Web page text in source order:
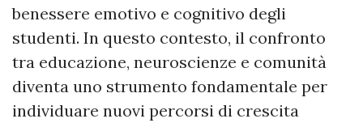
benessere emotivo e cognitivo degli
studenti. In questo contesto, il confronto
tra educazione, neuroscienze e comunità
diventa uno strumento fondamentale per
individuare nuovi percorsi di crescita